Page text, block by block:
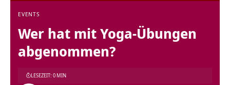
EVENTS
Wer hat mit Yoga-Übungen
abgenommen?
LESEZEIT: 0 MIN